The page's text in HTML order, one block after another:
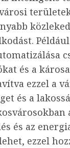
és a
ezzel a
és a
és az
ezzel